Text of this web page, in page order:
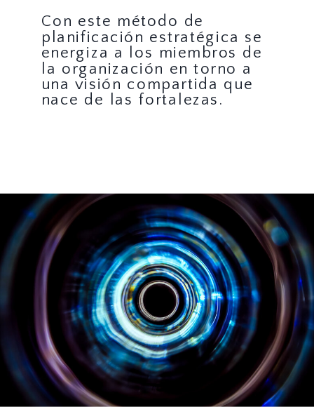
Con este método de
planificación estratégica se
energiza a los miembros de
la organización en torno a
una visión compartida que
nace de las fortalezas.